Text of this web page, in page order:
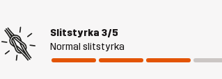
Slitstyrka 3/5
Normal slitstyrka